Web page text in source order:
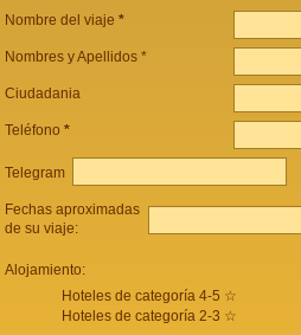
Nombre del viaje *
Nombres y Apellidos *
Ciudadania
Teléfono *
Telegram
Fechas aproximadas
de su viaje:
Alojamiento:
Hoteles de categoría 4-5 ☆
Hoteles de categoría 2-3 ☆